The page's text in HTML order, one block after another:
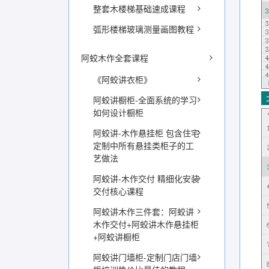
整套木楼梯基础速成课程
弧形楼梯玻璃测量画图教程
阿蛟木作全套课程
《阿蛟讲衣柜》
阿蛟讲橱柜-全面系统的学习
如何设计橱柜
阿蛟讲-木作悬挂柜 包含住宅
定制中所有悬挂类柜子的工
艺做法
阿蛟讲-木作交付 精细化安装
交付核心课程
阿蛟讲木作三件套：阿蛟讲
木作交付+阿蛟讲木作悬挂柜
+阿蛟讲橱柜
阿蛟讲门墙柜-定制门店门墙